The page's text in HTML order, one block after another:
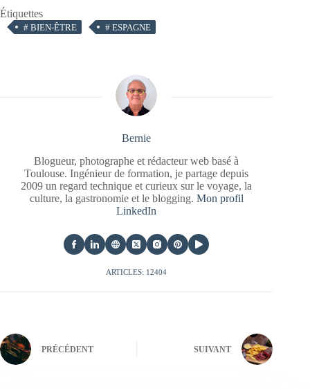
Étiquettes
# BIEN-ÊTRE # ESPAGNE
Bernie
Blogueur, photographe et rédacteur web basé à
Toulouse. Ingénieur de formation, je partage depuis
2009 un regard technique et curieux sur le voyage, la
culture, la gastronomie et le blogging. Mon profil
LinkedIn
ARTICLES: 12404
PRÉCÉDENT SUIVANT